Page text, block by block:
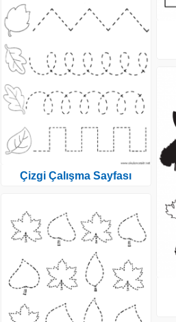
Çizgi Çalışma Sayfası